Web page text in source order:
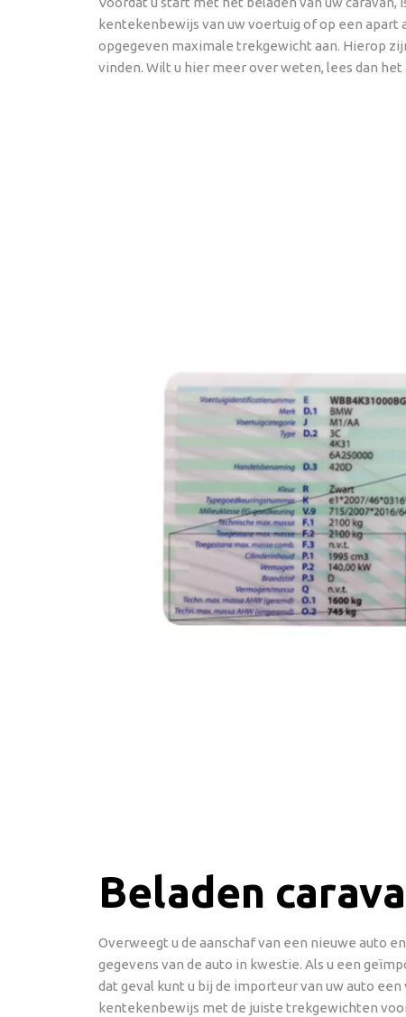
kentekenbewijs van uw voertuig of op een apart
opgegeven maximale trekgewicht aan. Hierop
vinden. Wilt u hier meer over weten, lees dan
Beladen
Overweegt u de aanschaf van een nieuwe auto
gegevens van de auto in kwestie. Als u een
dat geval kunt u bij de importeur van uw auto
kentekenbewijs met de juiste trekgewichten